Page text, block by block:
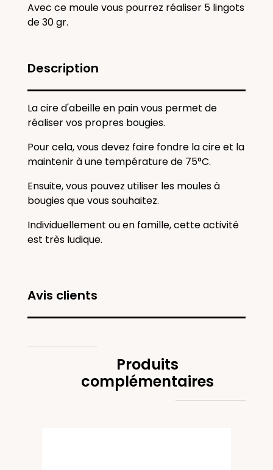
Avec ce moule vous pourrez réaliser 5 lingots
de 30 gr.
Description
La cire d'abeille en pain vous permet de
réaliser vos propres bougies.
Pour cela, vous devez faire fondre la cire et la
maintenir à une température de 75°C.
Ensuite, vous pouvez utiliser les moules à
bougies que vous souhaitez.
Individuellement ou en famille, cette activité
est très ludique.
Avis clients
Produits
complémentaires